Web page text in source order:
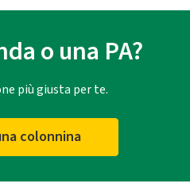
o una PA?
più giusta per te.
colonnina